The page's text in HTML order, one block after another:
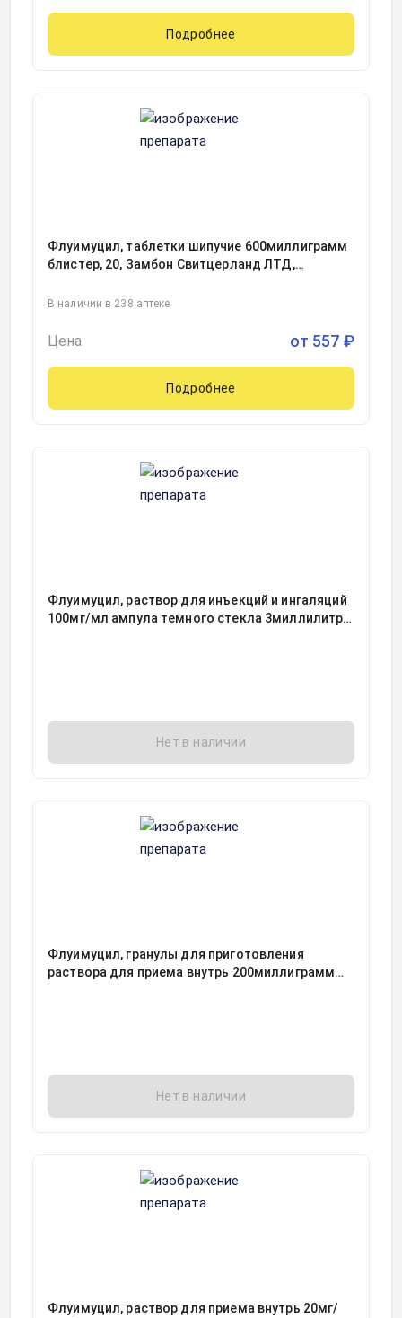
Подробнее
Флуимуцил, таблетки шипучие 600миллиграмм
блистер, 20, Замбон Свитцерланд ЛТД,
В наличии в 238 аптеке
Цена от 557 ₽
Подробнее
Флуимуцил, раствор для инъекций и ингаляций
100мг/мл ампула темного стекла 3миллилитр,
Нет в наличии
Флуимуцил, гранулы для приготовления
раствора для приема внутрь 200миллиграмм
Нет в наличии
Флуимуцил, раствор для приема внутрь 20мг/